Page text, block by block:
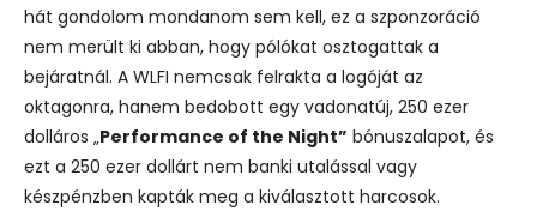
hát gondolom mondanom sem kell, ez a szponzoráció
nem merült ki abban, hogy pólókat osztogattak a
bejáratnál. A WLFI nemcsak felrakta a logóját az
oktagonra, hanem bedobott egy vadonatúj, 250 ezer
dolláros „Performance of the Night” bónuszalapot, és
ezt a 250 ezer dollárt nem banki utalással vagy
készpénzben kapták meg a kiválasztott harcosok.